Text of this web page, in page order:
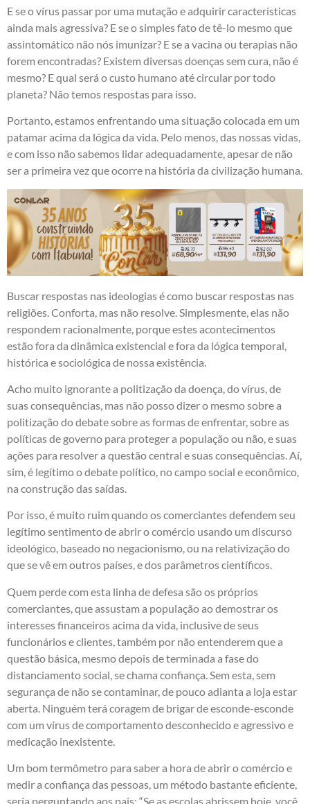
E se o vírus passar por uma mutação e adquirir características
ainda mais agressiva? E se o simples fato de tê-lo mesmo que
assintomático não nós imunizar? E se a vacina ou terapias não
forem encontradas? Existem diversas doenças sem cura, não é
mesmo? E qual será o custo humano até circular por todo
planeta? Não temos respostas para isso.
Portanto, estamos enfrentando uma situação colocada em um
patamar acima da lógica da vida. Pelo menos, das nossas vidas,
e com isso não sabemos lidar adequadamente, apesar de não
ser a primeira vez que ocorre na história da civilização humana.
Buscar respostas nas ideologias é como buscar respostas nas
religiões. Conforta, mas não resolve. Simplesmente, elas não
respondem racionalmente, porque estes acontecimentos
estão fora da dinâmica existencial e fora da lógica temporal,
histórica e sociológica de nossa existência.
Acho muito ignorante a politização da doença, do vírus, de
suas consequências, mas não posso dizer o mesmo sobre a
politização do debate sobre as formas de enfrentar, sobre as
políticas de governo para proteger a população ou não, e suas
ações para resolver a questão central e suas consequências. Aí,
sim, é legítimo o debate político, no campo social e econômico,
na construção das saídas.
Por isso, é muito ruim quando os comerciantes defendem seu
legítimo sentimento de abrir o comércio usando um discurso
ideológico, baseado no negacionismo, ou na relativização do
que se vê em outros países, e dos parâmetros científicos.
Quem perde com esta linha de defesa são os próprios
comerciantes, que assustam a população ao demostrar os
interesses financeiros acima da vida, inclusive de seus
funcionários e clientes, também por não entenderem que a
questão básica, mesmo depois de terminada a fase do
distanciamento social, se chama confiança. Sem esta, sem
segurança de não se contaminar, de pouco adianta a loja estar
aberta. Ninguém terá coragem de brigar de esconde-esconde
com um vírus de comportamento desconhecido e agressivo e
medicação inexistente.
Um bom termômetro para saber a hora de abrir o comércio e
medir a confiança das pessoas, um método bastante eficiente,
seria perguntando aos pais: “Se as escolas abrissem hoje, você